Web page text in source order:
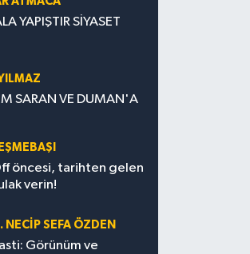
YAPIŞTIR SİYASET
SARAN VE DUMAN'A
öncesi, tarihten gelen
verin!
NECIP SEFA ÖZDEN
Görünüm ve